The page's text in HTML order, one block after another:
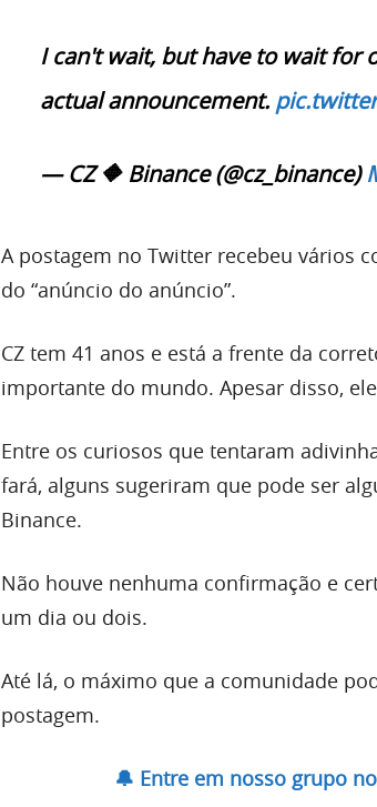
I can't wait, but have to wait for
actual announcement.
— CZ 🔶 Binance (@cz_binance)
A postagem no Twitter recebeu vários
do “anúncio do anúncio”.
CZ tem 41 anos e está a frente da
importante do mundo. Apesar disso,
Entre os curiosos que tentaram
fará, alguns sugeriram que pode ser
Binance.
Não houve nenhuma confirmação e
um dia ou dois.
Até lá, o máximo que a comunidade
postagem.
🔔 Entre em nosso grupo